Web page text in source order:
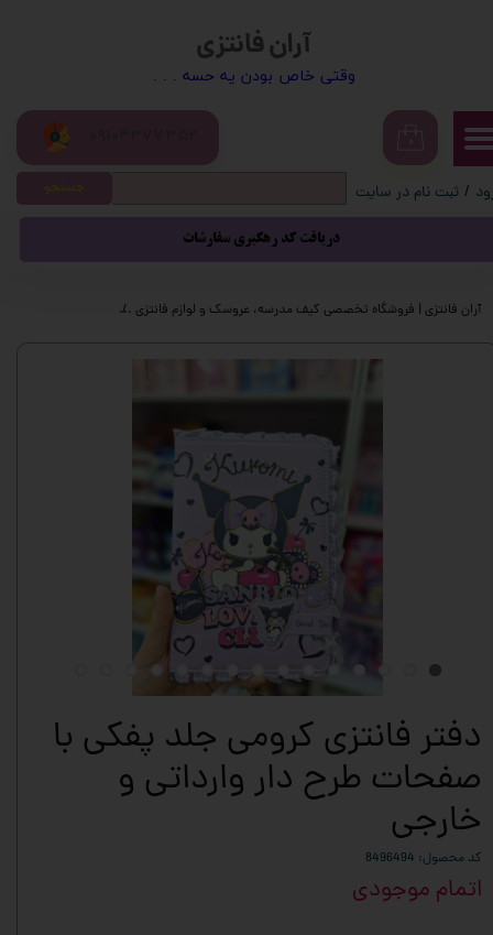
آران فانتزی
​​وقتی خاص بودن یه حسه . . .
/ ثبت نام در سایت
سفارشات
خروج از حساب کاربری
دریافت کد رهگیری سفارشات
جستجو
آران فانتزی | فروشگاه تخصصی کیف مدرسه، عروسک و لوازم فانتزی
دفتر فانتزی کرومی جلد پفکی با
صفحات طرح دار وارداتی و
خارجی
کد محصول: 8496494
اتمام موجودی